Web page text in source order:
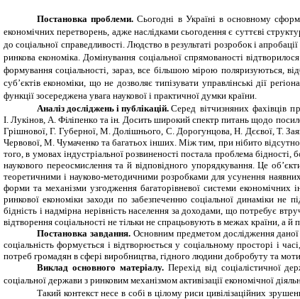
Постановка проблеми.Сьогодні в Україні в основному
економічних перетворень, адже наслідками сьогодення є суттєві
до соціальної справедливості. Людство в результаті розробок і
ринкова економіка. Домінування соціальної спрямованості
формування соціальності, зараз, все більшою мірою поляризуються,
суб’єктів економіки, що не дозволяє типізувати управлінські дії
функції зосереджена увага наукової і практичної думки країни.
Аналіз досліджень і публікацій.Серед вітчизняних фахівців п
І. Лукінов А. Філіпенко та ін. Досить широкий спектр питань щодо
Грішнової, Г. Губерної, М. Долішнього, С. Дорогунцова, Н. Дєєвої, Т.
Червової, М. Чумаченко та багатьох інших. Між тим, при нібито
того, в умовах індустріальної розвиненості постала проблема
наукового переосмислення та й відповідного упорядкування. Це
теоретичними і науково-методичними розробками для усунення
форми та механізми узгодження багаторівневої системи економічних
ринкової економіки заходи по забезпеченню соціальної динаміки не
бідність і надмірна нерівність населення за доходами, що потребує
відтворення соціальності не тільки не спрацьовують в межах країни, а й
Постановка завдання. Основним предметом дослідження даної
соціальність формується і відтворюється у соціальному просторі і
потреб громадян в сфері виробництва, гідного людини добробуту та
Виклад основного матеріалу. Перехід від соціалістичної
соціальної держави з ринковим механізмом активізації економічної
Такий контекст несе в собі в цілому риси цивілізаційних